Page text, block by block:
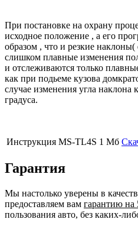
При постановке на охрану
исходное положение , а его
образом , что и резкие
слишком плавные изменения
и отслеживаются только
как при подьеме кузова
случае изменения угла наклона
градуса.
Инструкция MS-TL4S 1 Мб
Гарантия
Мы настолько уверены в
предоставляем вам гарантию на
пользования авто, без каких-